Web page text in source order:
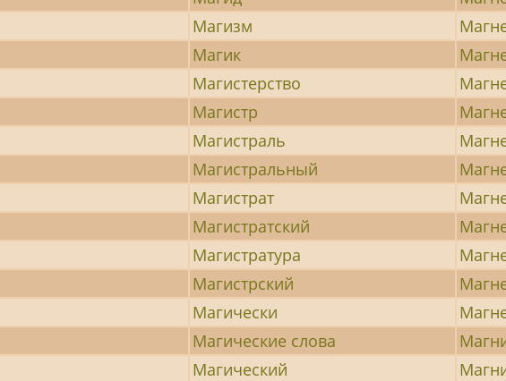
Магизм
Магик
Магистерство
Магистр
Магистраль
Магистральный
Магистрат
Магистратский
Магистратура
Магистрский
Магически
Магические слова
Магический